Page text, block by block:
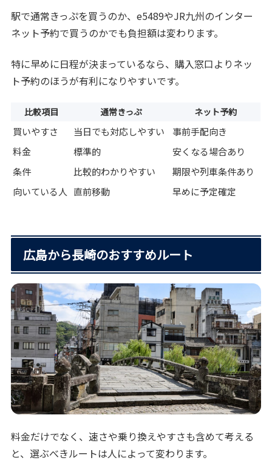
駅で通常きっぷを買うのか、e5489やJR九州のインター
ネット予約で買うのかでも負担額は変わります。
特に早めに日程が決まっているなら、購入窓口よりネッ
ト予約のほうが有利になりやすいです。
比較項目 通常きっぷ ネット予約
買いやすさ 当日でも対応しやすい
事前手配向き
料金
標準的
安くなる場合あり
条件
比較的わかりやすい
期限や列車条件あり
向いている人
直前移動 早めに予定確定
広島から長崎のおすすめルート
料金だけでなく、速さや乗り換えやすさも含めて考える
と、選ぶべきルートは人によって変わります。